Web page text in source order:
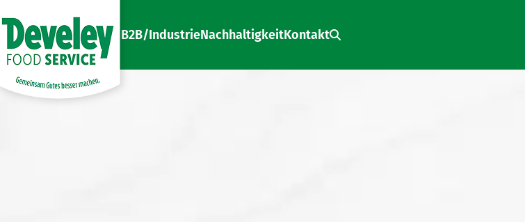
Develey Food Service
Gemeinsam Gutes besser machen
B2B/IndustrieNachhaltigkeitKontaktSearch: